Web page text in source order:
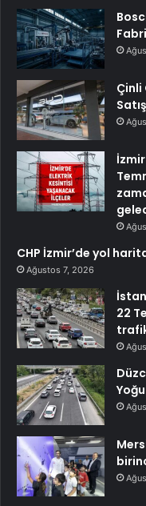
Çinli
CHP İzmir’de yol
Ağustos 7, 2026
22